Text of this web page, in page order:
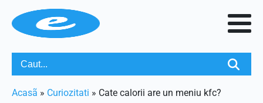
Acasã » Curiozitati » Cate calorii are un meniu kfc?